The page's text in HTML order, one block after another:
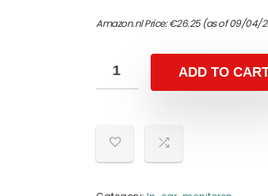
Amazon.nl Price:€26.25(as of 09/04/
ADD TO